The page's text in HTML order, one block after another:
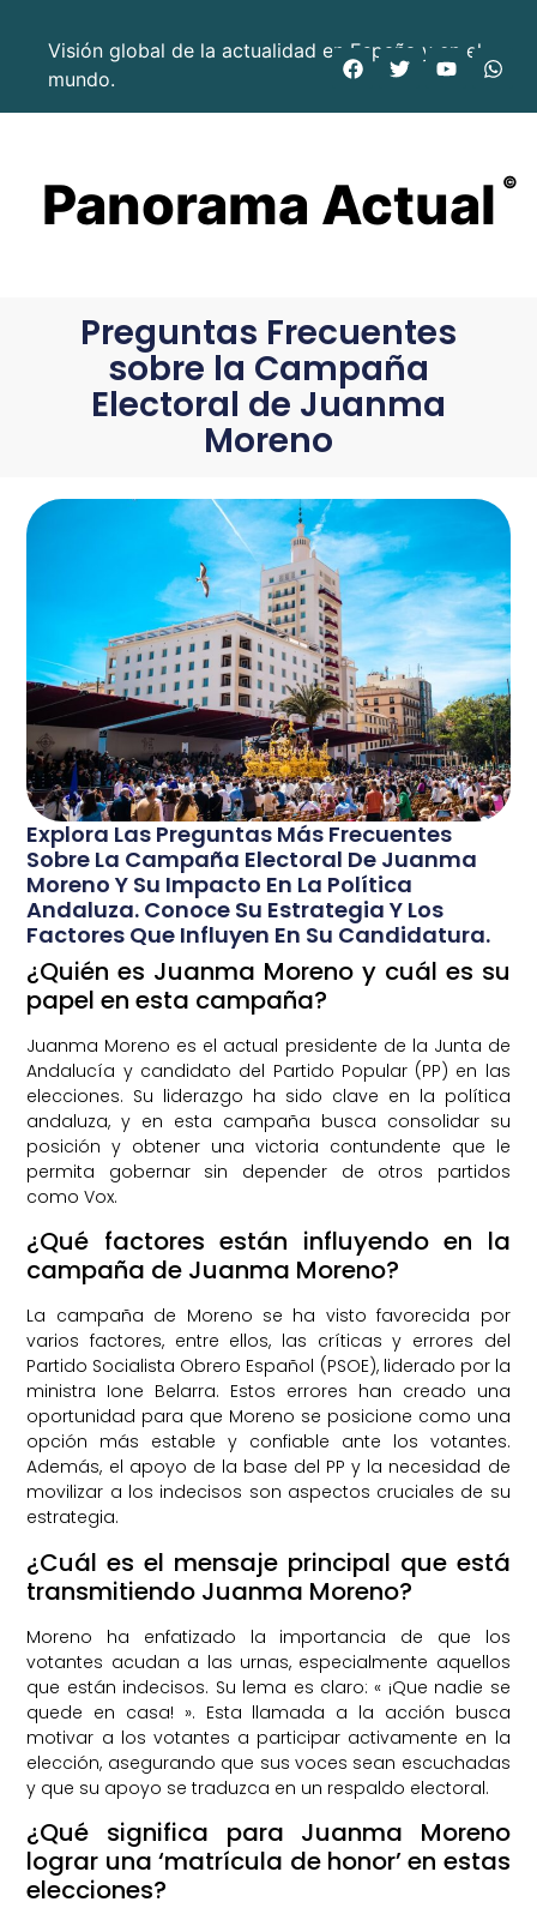
Visión global de la actualidad en España y en el
mundo.
Panorama Actual ©
Preguntas Frecuentes
sobre la Campaña
Electoral de Juanma
Moreno
Explora Las Preguntas Más Frecuentes
Sobre La Campaña Electoral De Juanma
Moreno Y Su Impacto En La Política
Andaluza. Conoce Su Estrategia Y Los
Factores Que Influyen En Su Candidatura.
¿Quién es Juanma Moreno y cuál es su
papel en esta campaña?
Juanma Moreno es el actual presidente de la Junta de
Andalucía y candidato del Partido Popular (PP) en las
elecciones. Su liderazgo ha sido clave en la política
andaluza, y en esta campaña busca consolidar su
posición y obtener una victoria contundente que le
permita gobernar sin depender de otros partidos
como Vox.
¿Qué factores están influyendo en la
campaña de Juanma Moreno?
La campaña de Moreno se ha visto favorecida por
varios factores, entre ellos, las críticas y errores del
Partido Socialista Obrero Español (PSOE), liderado por la
ministra Ione Belarra. Estos errores han creado una
oportunidad para que Moreno se posicione como una
opción más estable y confiable ante los votantes.
Además, el apoyo de la base del PP y la necesidad de
movilizar a los indecisos son aspectos cruciales de su
estrategia.
¿Cuál es el mensaje principal que está
transmitiendo Juanma Moreno?
Moreno ha enfatizado la importancia de que los
votantes acudan a las urnas, especialmente aquellos
que están indecisos. Su lema es claro: « ¡Que nadie se
quede en casa! ». Esta llamada a la acción busca
motivar a los votantes a participar activamente en la
elección, asegurando que sus voces sean escuchadas
y que su apoyo se traduzca en un respaldo electoral.
¿Qué significa para Juanma Moreno
lograr una ‘matrícula de honor’ en estas
elecciones?